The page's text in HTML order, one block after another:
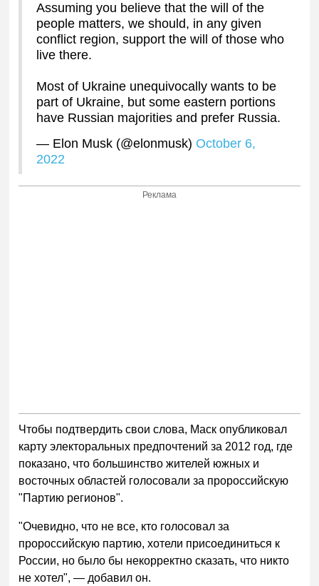
Assuming you believe that the will of the
people matters, we should, in any given
conflict region, support the will of those who
live there.
Most of Ukraine unequivocally wants to be
part of Ukraine, but some eastern portions
have Russian majorities and prefer Russia.
— Elon Musk (@elonmusk) October 6,
2022
Реклама
Чтобы подтвердить свои слова, Маск опубликовал
карту электоральных предпочтений за 2012 год, где
показано, что большинство жителей южных и
восточных областей голосовали за пророссийскую
"Партию регионов".
"Очевидно, что не все, кто голосовал за
пророссийскую партию, хотели присоединиться к
России, но было бы некорректно сказать, что никто
не хотел", — добавил он.